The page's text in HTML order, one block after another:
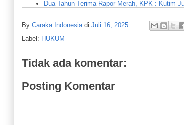
Dua Tahun Terima Rapor Merah, KPK : Kutim
Polres Purworejo Ungkap Peredaran Narkoba
Satreskoba Polres Purworejo Terus Lakukan
Pensiunan dan Purnawirawan Korban Penipuan
By Caraka Indonesia di Juli 16, 2025
Label: HUKUM
Tidak ada komentar:
Posting Komentar